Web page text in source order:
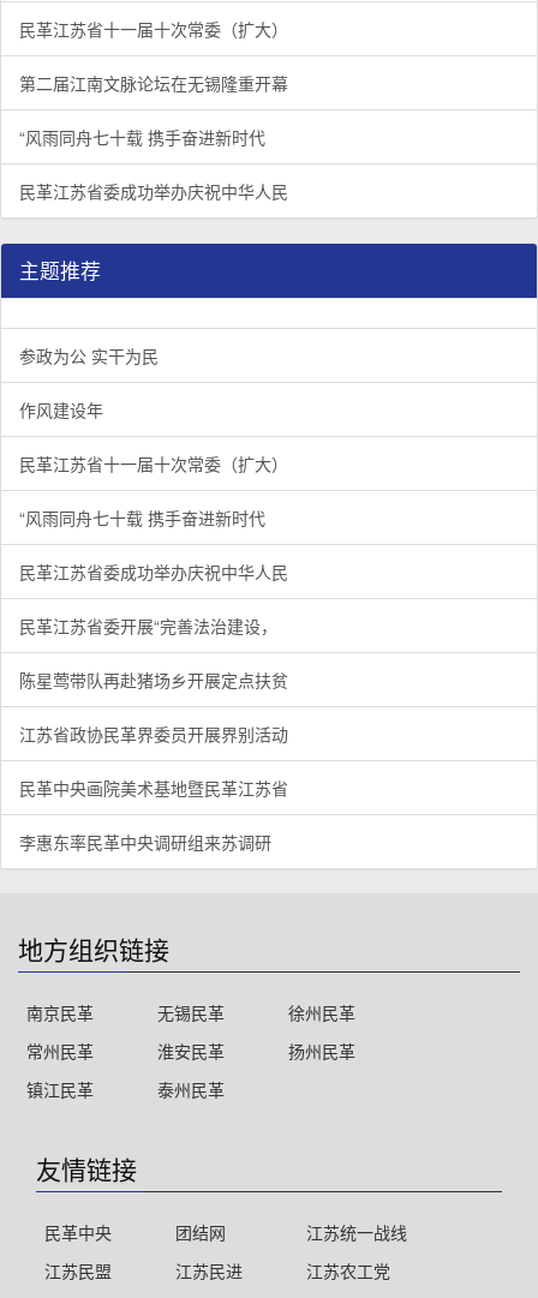
民革江苏省十一届十次常委（扩大）
第二届江南文脉论坛在无锡隆重开幕
“风雨同舟七十载 携手奋进新时代
民革江苏省委成功举办庆祝中华人民
主题推荐
参政为公 实干为民
作风建设年
民革江苏省十一届十次常委（扩大）
“风雨同舟七十载 携手奋进新时代
民革江苏省委成功举办庆祝中华人民
民革江苏省委开展“完善法治建设，
陈星莺带队再赴猪场乡开展定点扶贫
江苏省政协民革界委员开展界别活动
民革中央画院美术基地暨民革江苏省
李惠东率民革中央调研组来苏调研
地方组织链接
南京民革 无锡民革
徐州民革
常州民革
淮安民革
扬州民革
镇江民革
泰州民革
友情链接
民革中央 团结网
江苏统一战线
江苏民盟
江苏民进
江苏农工党